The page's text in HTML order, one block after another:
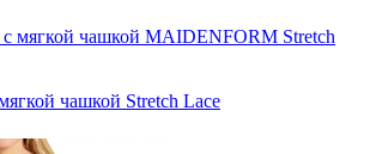
чашкой Stretch Lace